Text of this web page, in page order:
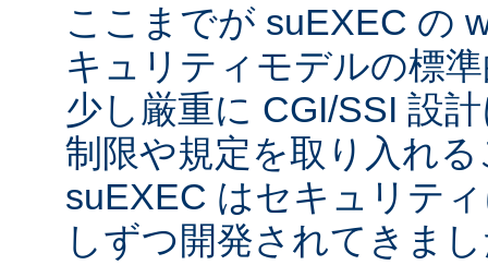
ここまでが suEXEC の
キュリティモデルの標
少し厳重に CGI/SSI 設
制限や規定を取り入れ
suEXEC はセキュリテ
しずつ開発されてきま